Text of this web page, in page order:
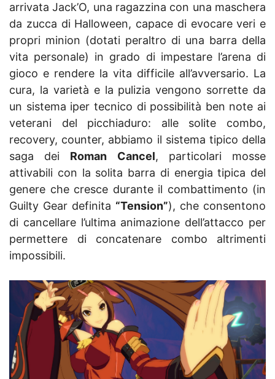
arrivata Jack’O, una ragazzina con una maschera
da zucca di Halloween, capace di evocare veri e
propri minion (dotati peraltro di una barra della
vita personale) in grado di impestare l’arena di
gioco e rendere la vita difficile all’avversario. La
cura, la varietà e la pulizia vengono sorrette da
un sistema iper tecnico di possibilità ben note ai
veterani del picchiaduro: alle solite combo,
recovery, counter, abbiamo il sistema tipico della
saga dei Roman Cancel, particolari mosse
attivabili con la solita barra di energia tipica del
genere che cresce durante il combattimento (in
Guilty Gear definita “Tension”), che consentono
di cancellare l’ultima animazione dell’attacco per
permettere di concatenare combo altrimenti
impossibili.